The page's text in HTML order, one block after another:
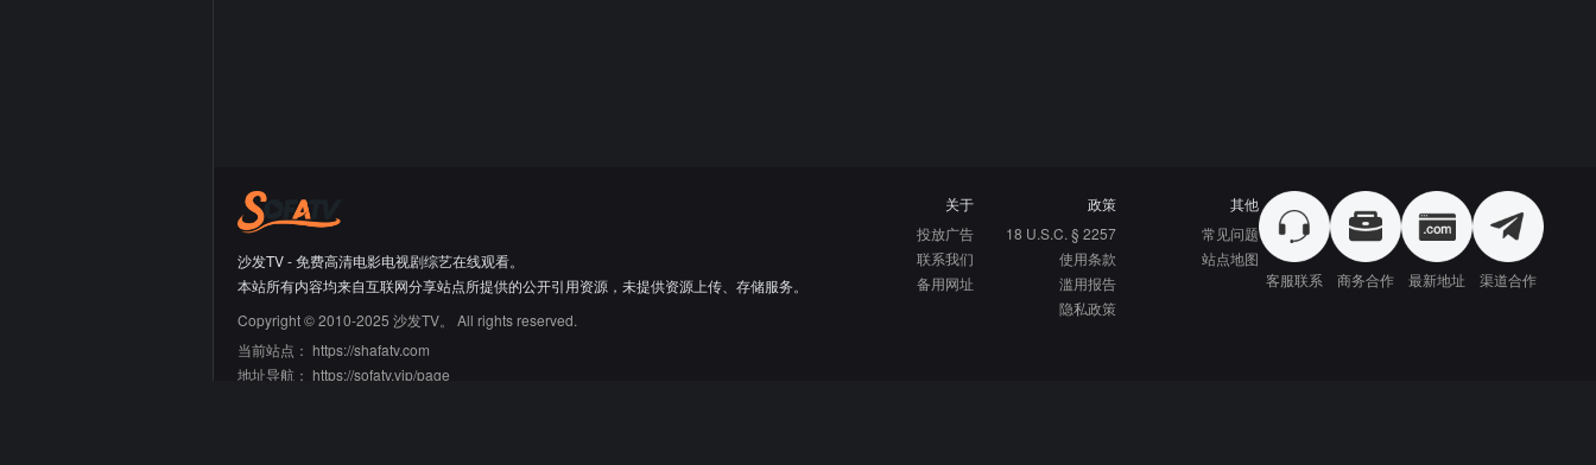
沙发TV - 免费高清电影电视剧综艺在线观看。
本站所有内容均来自互联网分享站点所提供的公开引用资源，未提供资源上传、存储服务。
Copyright © 2010-2025 沙发TV。 All rights reserved.
当前站点： https://shafatv.com
地址导航： https://sofatv.vip/page
关于
投放广告
联系我们
备用网址
政策
18 U.S.C. § 2257
使用条款
滥用报告
隐私政策
其他
常见问题
站点地图
客服联系
商务合作 最新地址 渠道合作